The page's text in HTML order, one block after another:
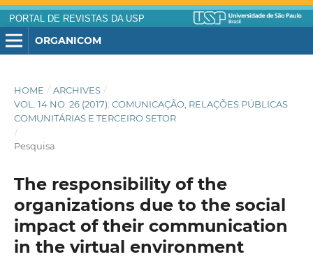
PORTAL DE REVISTAS DA USP
ORGANICOM
HOME / ARCHIVES /
VOL. 14 NO. 26 (2017): COMUNICAÇÃO, RELAÇÕES PÚBLICAS
COMUNITÁRIAS E TERCEIRO SETOR
/
Pesquisa
The responsibility of the
organizations due to the social
impact of their communication
in the virtual environment